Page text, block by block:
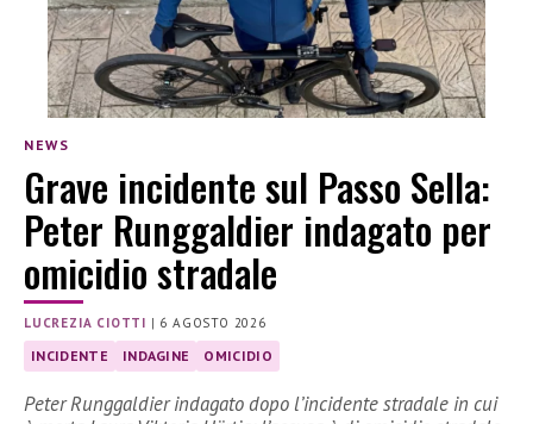
NEWS
Grave incidente sul Passo Sella:
Peter Runggaldier indagato per
omicidio stradale
LUCREZIA CIOTTI | 6 AGOSTO 2026
INCIDENTE INDAGINE OMICIDIO
Peter Runggaldier indagato dopo l’incidente stradale in cui